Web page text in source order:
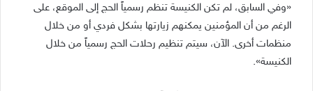
«وفي السابق، لم تكن الكنيسة تنظم رسمياً الحج إلى الموقع، على
الرغم من أن المؤمنين يمكنهم زيارتها بشكل فردي أو من خلال
منظمات أخرى. الآن، سيتم تنظيم رحلات الحج رسمياً من خلال
الكنيسة».